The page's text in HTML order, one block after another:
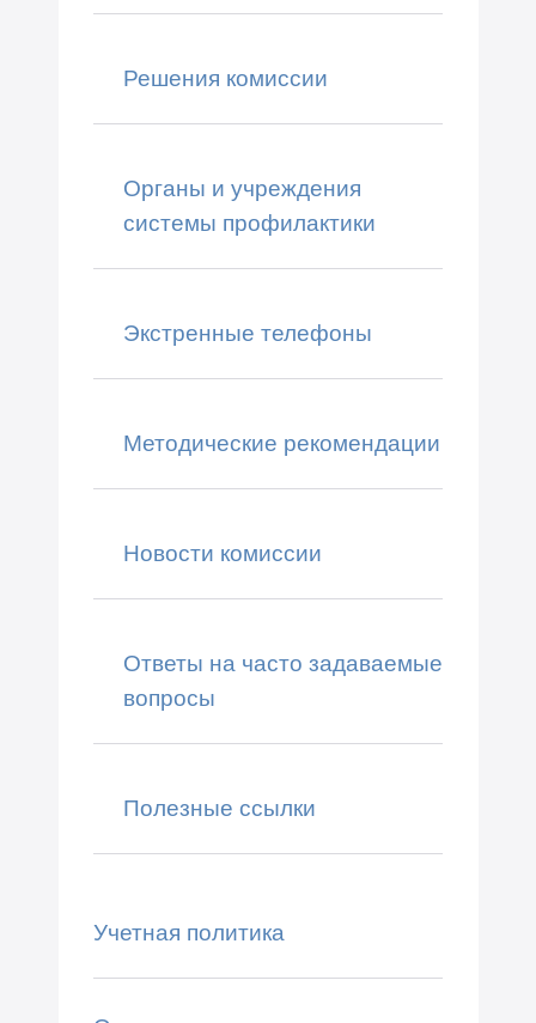
Решения комиссии
Органы и учреждения
системы профилактики
Экстренные телефоны
Методические рекомендации
Новости комиссии
Ответы на часто задаваемые
вопросы
Полезные ссылки
Учетная политика